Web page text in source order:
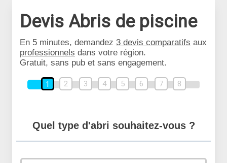
Devis Abris de piscine
En 5 minutes, demandez 3 devis comparatifs aux
professionnels dans votre région.
Gratuit, sans pub et sans engagement.
1 2 3 4 5 6 7 8
Quel type d'abri souhaitez-vous ?